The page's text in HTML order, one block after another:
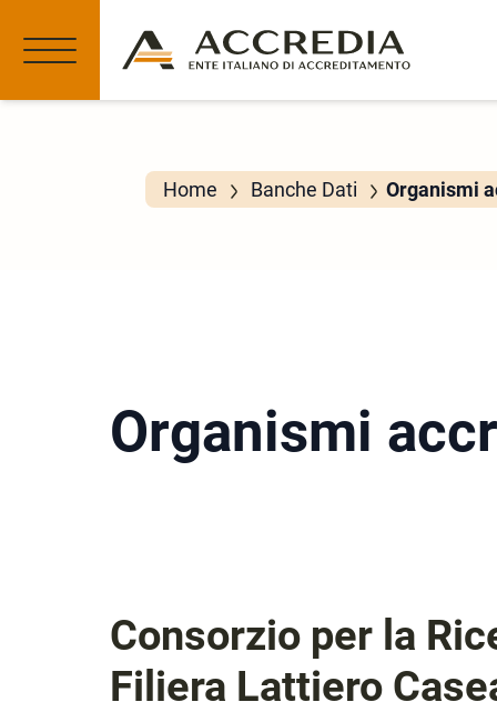
Home Banche Dati Organismi
Organismi
Consorzio per la
Filiera Lattiero